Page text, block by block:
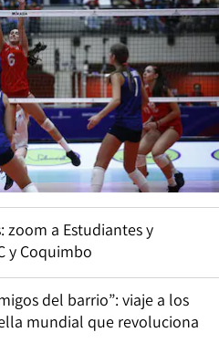
zoom a Estudiantes y
y Coquimbo
del barrio”: viaje a los
mundial que revoluciona